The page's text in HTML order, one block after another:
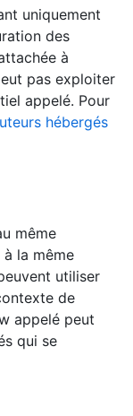
uniquement
des
à
pas exploiter
appelé. Pour
hébergés
même
la même
utiliser
de
appelé peut
qui se